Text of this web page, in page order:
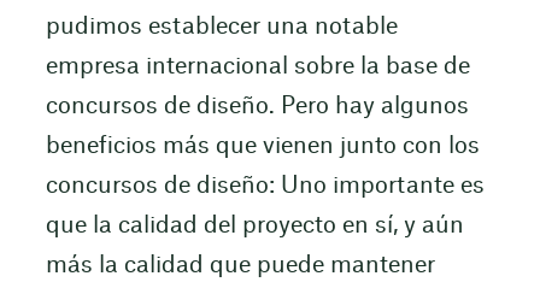
pudimos establecer una notable
empresa internacional sobre la base de
concursos de diseño. Pero hay algunos
beneficios más que vienen junto con los
concursos de diseño: Uno importante es
que la calidad del proyecto en sí, y aún
más la calidad que puede mantener